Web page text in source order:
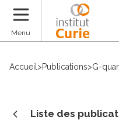
Menu
Accueil >Publications>G-
Liste des